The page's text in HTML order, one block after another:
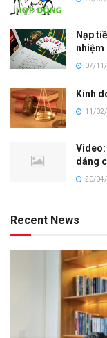
Nạp
nhiệm
07/
Kinh
11/
Video:
dáng
20/
Recent News